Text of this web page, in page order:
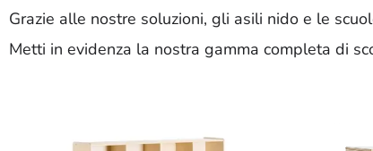
Grazie alle nostre soluzioni, gli asili nido e le
Metti in evidenza la nostra gamma completa di